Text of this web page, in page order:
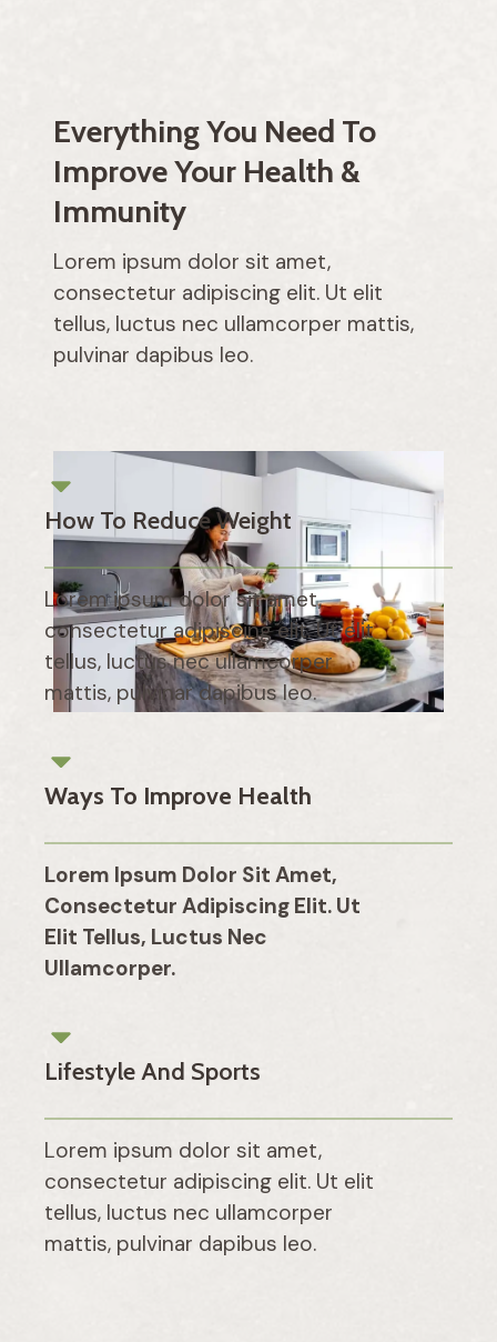
Everything You Need To
Improve Your Health &
Immunity
Lorem ipsum dolor sit amet,
consectetur adipiscing elit. Ut elit
tellus, luctus nec ullamcorper mattis,
pulvinar dapibus leo.
How To Reduce Weight
Lorem ipsum dolor sit amet,
consectetur adipiscing elit. Ut elit
tellus, luctus nec ullamcorper
mattis, pulvinar dapibus leo.
Ways To Improve Health
Lorem Ipsum Dolor Sit Amet,
Consectetur Adipiscing Elit. Ut
Elit Tellus, Luctus Nec
Ullamcorper.
Lifestyle And Sports
Lorem ipsum dolor sit amet,
consectetur adipiscing elit. Ut elit
tellus, luctus nec ullamcorper
mattis, pulvinar dapibus leo.